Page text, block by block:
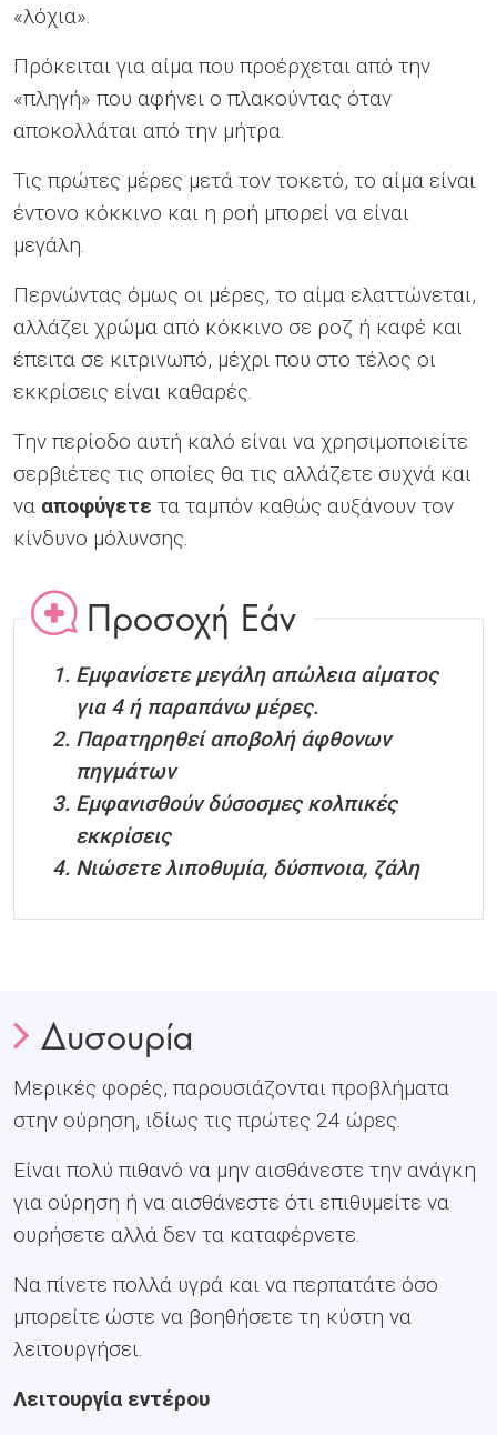
«λόχια».
Πρόκειται για αίμα που προέρχεται από την
«πληγή» που αφήνει ο πλακούντας όταν
αποκολλάται από την μήτρα.
Τις πρώτες μέρες μετά τον τοκετό, το αίμα είναι
έντονο κόκκινο και η ροή μπορεί να είναι
μεγάλη.
Περνώντας όμως οι μέρες, το αίμα ελαττώνεται,
αλλάζει χρώμα από κόκκινο σε ροζ ή καφέ και
έπειτα σε κιτρινωπό, μέχρι που στο τέλος οι
εκκρίσεις είναι καθαρές.
Την περίοδο αυτή καλό είναι να χρησιμοποιείτε
σερβιέτες τις οποίες θα τις αλλάζετε συχνά και
να αποφύγετε τα ταμπόν καθώς αυξάνουν τον
κίνδυνο μόλυνσης.
Προσοχή Εάν
Εμφανίσετε μεγάλη απώλεια αίματος
για 4 ή παραπάνω μέρες.
Παρατηρηθεί αποβολή άφθονων
πηγμάτων
Εμφανισθούν δύσοσμες κολπικές
εκκρίσεις
Νιώσετε λιποθυμία, δύσπνοια, ζάλη
Δυσουρία
Μερικές φορές, παρουσιάζονται προβλήματα
στην ούρηση, ιδίως τις πρώτες 24 ώρες.
Είναι πολύ πιθανό να μην αισθάνεστε την ανάγκη
για ούρηση ή να αισθάνεστε ότι επιθυμείτε να
ουρήσετε αλλά δεν τα καταφέρνετε.
Να πίνετε πολλά υγρά και να περπατάτε όσο
μπορείτε ώστε να βοηθήσετε τη κύστη να
λειτουργήσει.
Λειτουργία εντέρου